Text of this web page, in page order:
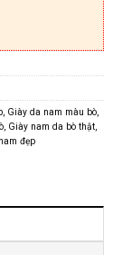
, Giày da nam màu bò,
, Giày nam da bò thật,
đẹp